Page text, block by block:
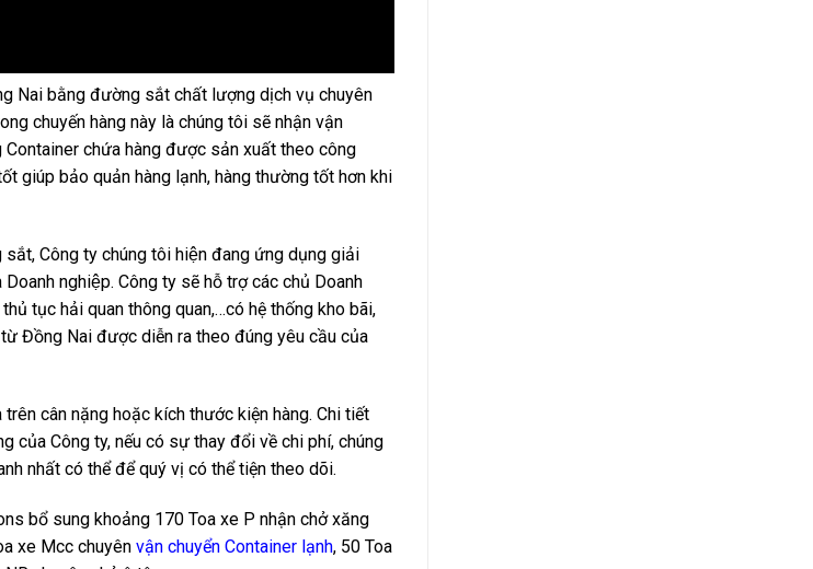
Nai bằng đường sắt chất lượng dịch vụ chuyên
chuyến hàng này là chúng tôi sẽ nhận vận
Container chứa hàng được sản xuất theo công
giúp bảo quản hàng lạnh, hàng thường tốt hơn khi
Công ty chúng tôi hiện đang ứng dụng giải
nghiệp. Công ty sẽ hỗ trợ các chủ Doanh
tục hải quan thông quan,…có hệ thống kho bãi,
Đồng Nai được diễn ra theo đúng yêu cầu của
cân nặng hoặc kích thước kiện hàng. Chi tiết
của Công ty, nếu có sự thay đổi về chi phí, chúng
nhất có thể để quý vị có thể tiện theo dõi.
bổ sung khoảng 170 Toa xe P nhận chở xăng
xe Mcc chuyên vận chuyển Container lạnh, 50 Toa